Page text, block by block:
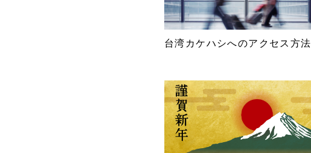
台湾カケハシへのアクセス方法